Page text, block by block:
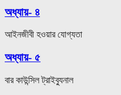
অধ্যায়- ৪
আইনজীবী হওয়ার যোগ্যতা
অধ্যায়- ৫
বার কাউন্সিল ট্রাইব্যুনাল